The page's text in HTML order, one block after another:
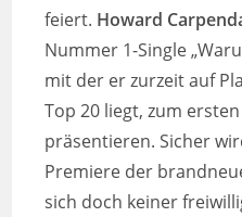
feiert. Howard
Nummer 1-Single
mit der er zurzeit auf
Top 20 liegt, zum
präsentieren. Sicher
Premiere der
sich doch keiner